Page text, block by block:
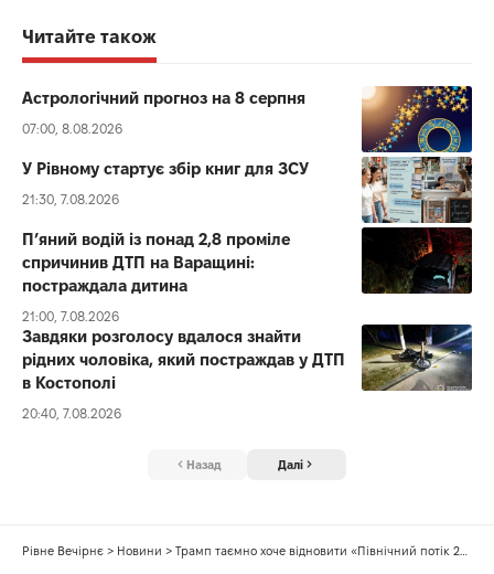
Читайте також
Астрологічний прогноз на 8 серпня
07:00, 8.08.2026
У Рівному стартує збір книг для ЗСУ
21:30, 7.08.2026
П’яний водій із понад 2,8 проміле
спричинив ДТП на Варащині:
постраждала дитина
21:00, 7.08.2026
Завдяки розголосу вдалося знайти
рідних чоловіка, який постраждав у ДТП
в Костополі
20:40, 7.08.2026
Назад Далі
Рівне Вечірнє > Новини > Трамп таємно хоче відновити «Північний потік 2», щоб качати російський газ